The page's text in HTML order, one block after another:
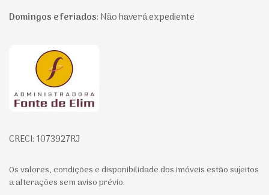
Domingos e feriados: Não haverá expediente
Página inicial
CRECI: 1073927RJ
Os valores, condições e disponibilidade dos imóveis estão sujeitos
a alterações sem aviso prévio.